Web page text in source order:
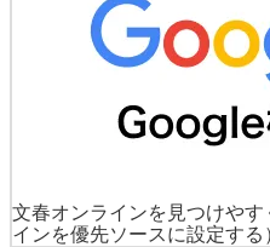
文春オンラインを見つけやす
インを優先ソースに設定する